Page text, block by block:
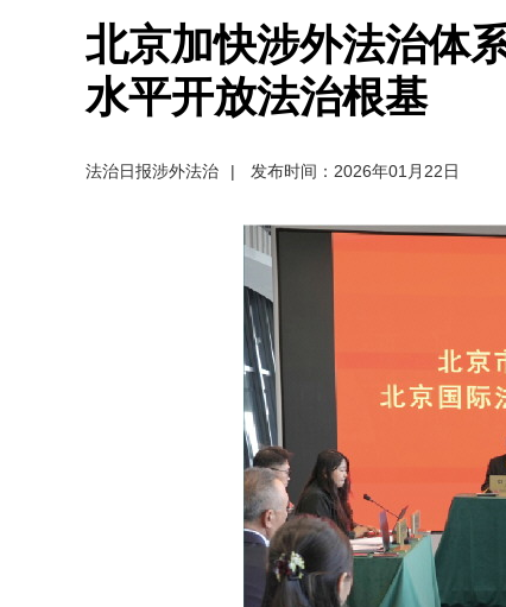
北京加快涉外法治体
水平开放法治根基
法治日报涉外法治 | 发布时间：2026年01月22日